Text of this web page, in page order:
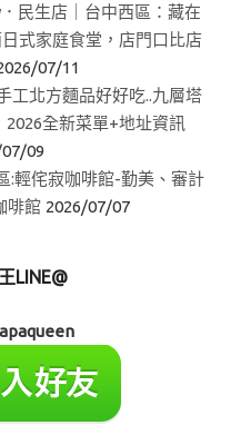
民生店｜台中西區：藏在
式家庭食堂，店門口比店
07/11
工北方麵品好好吃..九層塔
全新菜單+地址資訊
09
:輕侘寂咖啡館-勤美、審計
啡館 2026/07/07
LINE@